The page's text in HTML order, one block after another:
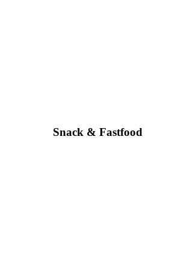
Snack & Fastfood